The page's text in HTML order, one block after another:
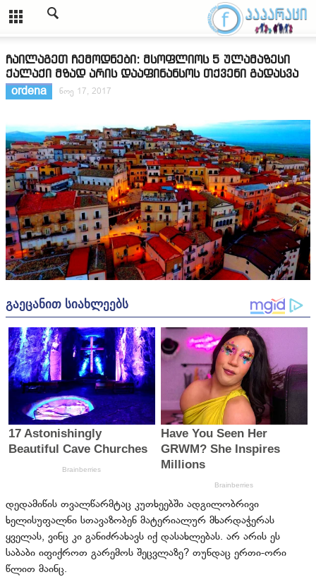
ჩაილაგეთ ჩემოდნები: მსოფლიოს 5 ულამაზესი
ქალაქი მზად არის დააფინანსოს თქვენი გადასვა
ordena
ნოე 17, 2017
დედამიწის თვალწარმტაც კუთხეებში ადგილობრივი
ხელისუფალნი სთავაზობენ მატერიალურ მხარდაჭერას
ყველას, ვინც კი განიძრახავს იქ დასახლებას. არ არის ეს
საბაბი იფიქროთ გარემოს შეცვლაზე? თუნდაც ერთი-ორი
წლით მაინც.